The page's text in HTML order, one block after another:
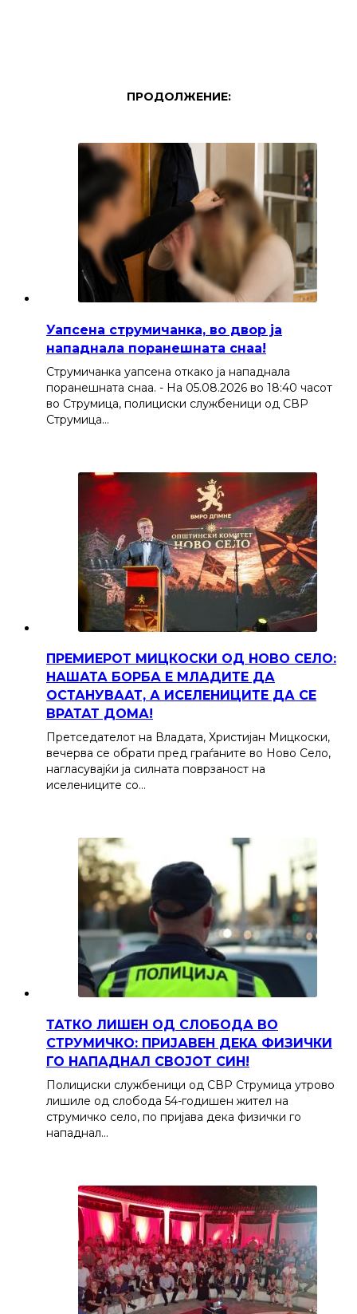
ПРОДОЛЖЕНИЕ:
Уапсена струмичанка, во двор ја
нападнала поранешната снаа!
Струмичанка уапсена откако ја нападнала
поранешната снаа. - На 05.08.2026 во 18:40 часот
во Струмица, полициски службеници од СВР
Струмица…
ПРЕМИЕРОТ МИЦКОСКИ ОД НОВО СЕЛО:
НАШАТА БОРБА Е МЛАДИТЕ ДА
ОСТАНУВААТ, А ИСЕЛЕНИЦИТЕ ДА СЕ
ВРАТАТ ДОМА!
Претседателот на Владата, Христијан Мицкоски,
вечерва се обрати пред граѓаните во Ново Село,
нагласувајќи ја силната поврзаност на
иселениците со…
ТАТКО ЛИШЕН ОД СЛОБОДА ВО
СТРУМИЧКО: ПРИЈАВЕН ДЕКА ФИЗИЧКИ
ГО НАПАДНАЛ СВОЈОТ СИН!
Полициски службеници од СВР Струмица утрово
лишиле од слобода 54-годишен жител на
струмичко село, по пријава дека физички го
нападнал…